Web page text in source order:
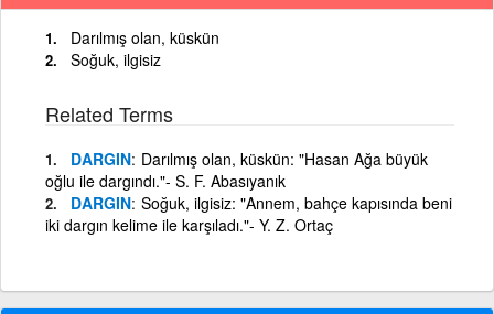
Darılmış olan, küskün
Soğuk, ilgisiz
Related Terms
DARGIN Darılmış olan, küskün: "Hasan Ağa büyük
oğlu ile dargındı."- S. F. Abasıyanık
DARGIN Soğuk, ilgisiz: "Annem, bahçe kapısında beni
iki dargın kelime ile karşıladı."- Y. Z. Ortaç